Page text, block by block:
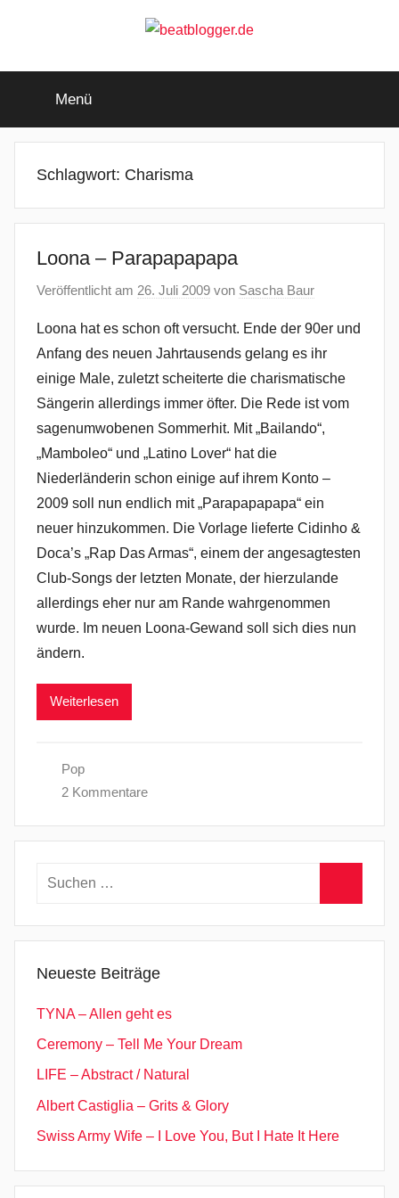
beatblogger.de
beat
goes
Menü
Schlagwort: Charisma
Loona – Parapapapapa
Veröffentlicht am 26. Juli 2009 von Sascha Baur
Loona hat es schon oft versucht. Ende der 90er und
Anfang des neuen Jahrtausends gelang es ihr
einige Male, zuletzt scheiterte die charismatische
Sängerin allerdings immer öfter. Die Rede ist vom
sagenumwobenen Sommerhit. Mit „Bailando“,
„Mamboleo“ und „Latino Lover“ hat die
Niederländerin schon einige auf ihrem Konto –
2009 soll nun endlich mit „Parapapapapa“ ein
neuer hinzukommen. Die Vorlage lieferte Cidinho &
Doca’s „Rap Das Armas“, einem der angesagtesten
Club-Songs der letzten Monate, der hierzulande
allerdings eher nur am Rande wahrgenommen
wurde. Im neuen Loona-Gewand soll sich dies nun
ändern.
Weiterlesen
Pop
2 Kommentare
Suchen
Neueste Beiträge
TYNA – Allen geht es
Ceremony – Tell Me Your Dream
LIFE – Abstract / Natural
Albert Castiglia – Grits & Glory
Swiss Army Wife – I Love You, But I Hate It Here